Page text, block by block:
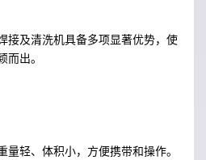
接及清洗机具备多项显著优势，使
出。
轻、体积小，方便携带和操作。